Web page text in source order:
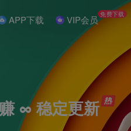
APP下载 VIP会员 免费下载
∞ 稳定更新